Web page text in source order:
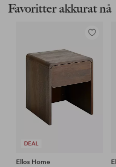
Favoritter akkurat nå
DEAL
Legg
favoritter
Ellos Home